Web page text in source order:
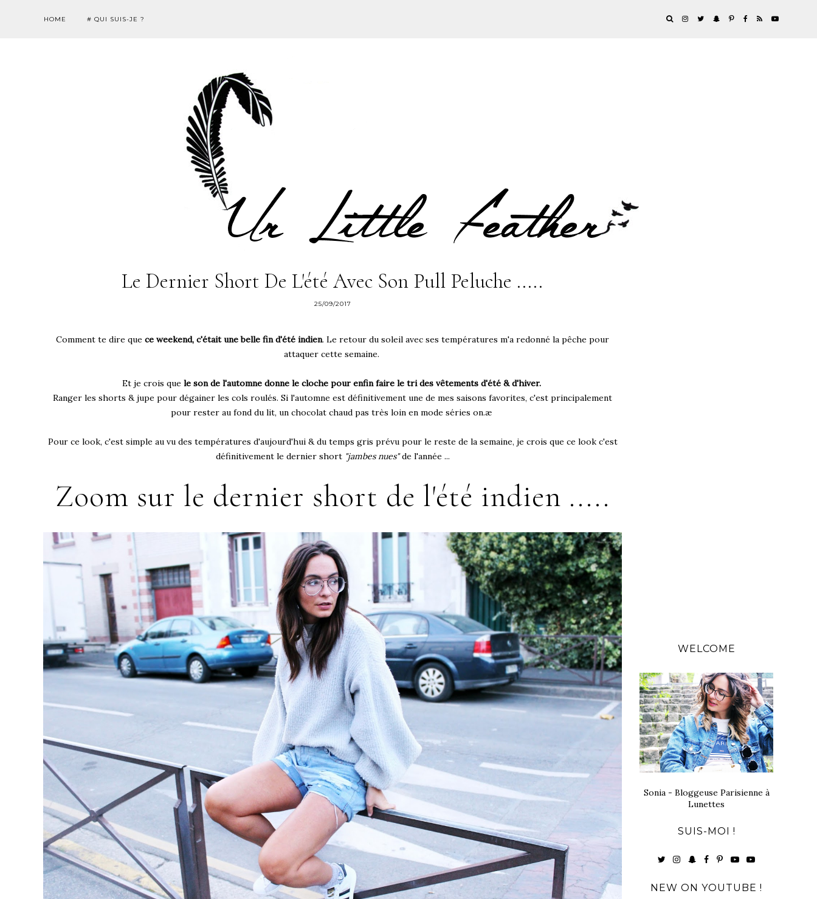
HOME # QUI SUIS-JE ?
Le Dernier Short De L'été Avec Son Pull Peluche .....
25/09/2017
Comment te dire que ce weekend, c'était une belle fin d'été indien. Le retour du soleil avec ses températures m'a redonné la pêche pour
attaquer cette semaine.
Et je crois que le son de l'automne donne le cloche pour enfin faire le tri des vêtements d'été & d'hiver.
Ranger les shorts & jupe pour dégainer les cols roulés. Si l'automne est définitivement une de mes saisons favorites, c'est principalement
pour rester au fond du lit, un chocolat chaud pas très loin en mode séries on.æ
Pour ce look, c'est simple au vu des températures d'aujourd'hui & du temps gris prévu pour le reste de la semaine, je crois que ce look c'est
définitivement le dernier short "jambes nues"de l'année ...
Zoom sur le dernier short de l'été indien .....
WELCOME
Sonia - Bloggeuse Parisienne à
Lunettes
SUIS-MOI !
NEW ON YOUTUBE !